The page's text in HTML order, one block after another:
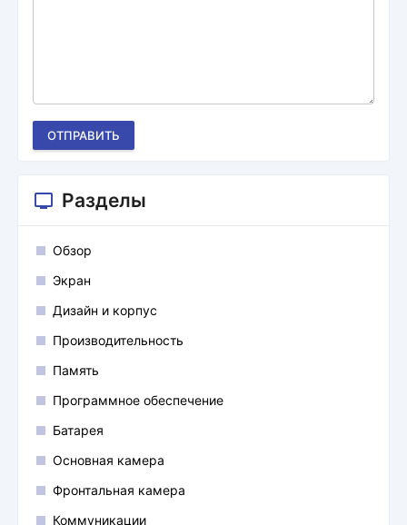
ОТПРАВИТЬ
Разделы
Обзор
Экран
Дизайн и корпус
Производительность
Память
Программное обеспечение
Батарея
Основная камера
Фронтальная камера
Коммуникации